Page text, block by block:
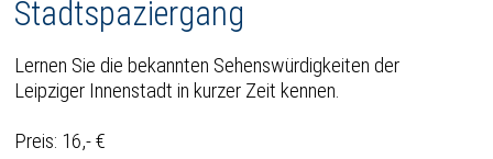
Stadtspaziergang
Lernen Sie die bekannten Sehenswürdigkeiten der
Leipziger Innenstadt in kurzer Zeit kennen.
Preis: 16,- €